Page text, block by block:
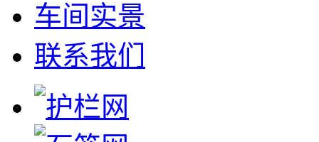
车间实景
联系我们